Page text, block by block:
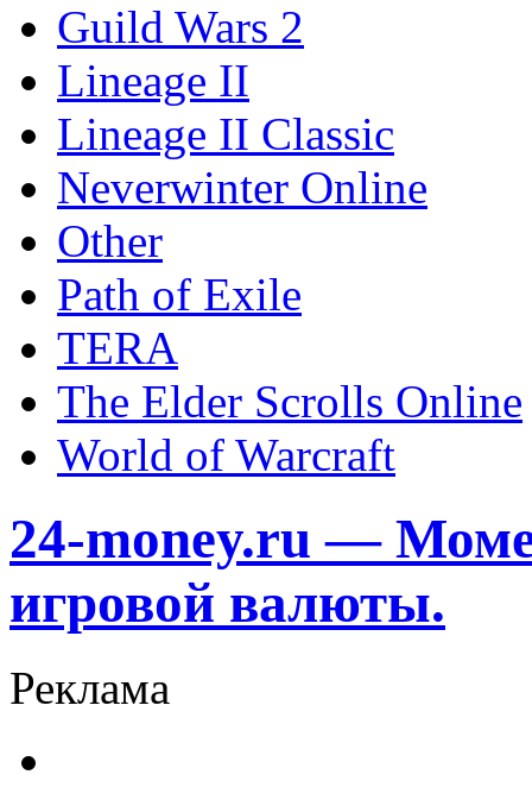
Guild Wars 2
Lineage II
Lineage II Classic
Neverwinter Online
Other
Path of Exile
TERA
The Elder Scrolls Online
World of Warcraft
24-money.ru —
игровой валюты.
Реклама